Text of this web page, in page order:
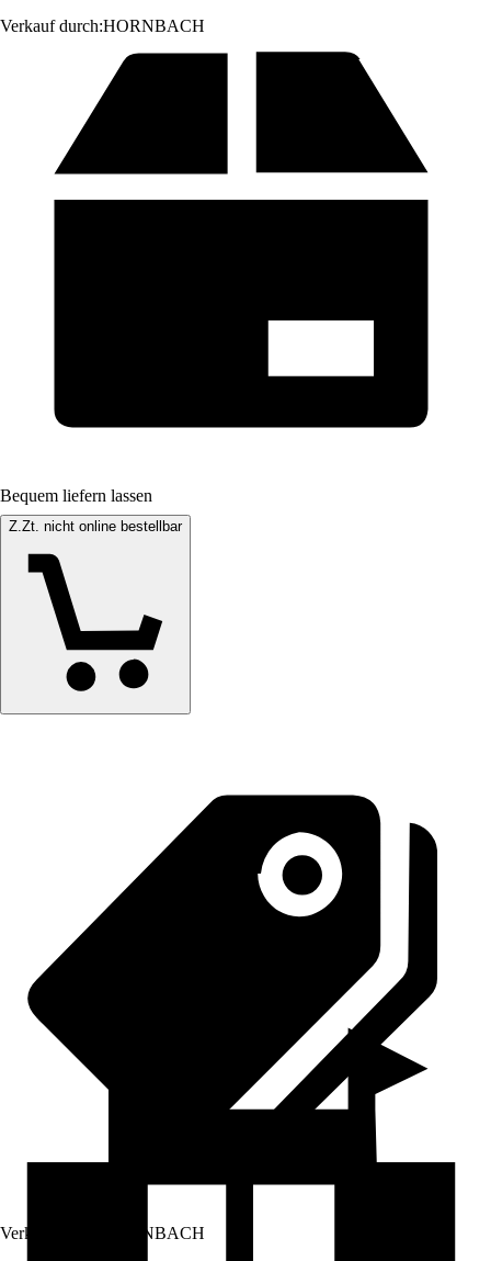
Verkauf durch:HORNBACH
Bequem liefern lassen
Z.Zt. nicht online bestellbar
Verkauf durch: HORNBACH